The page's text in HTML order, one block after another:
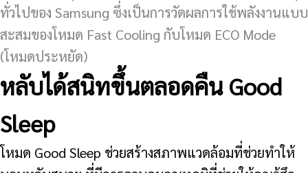
ทั่วไปของ Samsung ซึ่งเป็นการวัดผลการใช้พลังงานแบบ
สะสมของโหมด Fast Cooling กับโหมด ECO Mode
(โหมดประหยัด)
หลับได้สนิทขึ้นตลอดคืน Good
Sleep
โหมด Good Sleep ช่วยสร้างสภาพแวดล้อมที่ช่วยทำให้